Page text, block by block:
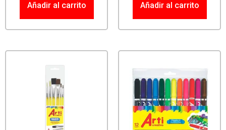
Añadir al carrito Añadir al carrito